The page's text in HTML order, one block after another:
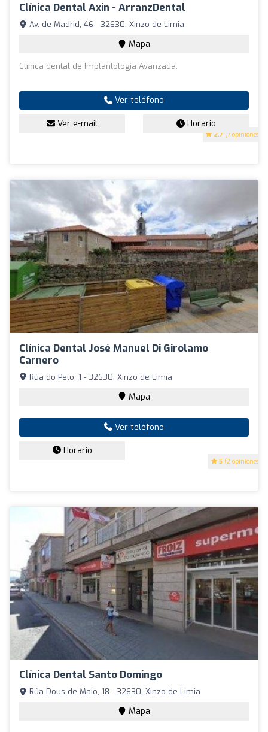
Clínica Dental Axin - ArranzDental
2.7 (7 opiniones)
Av. de Madrid, 46 - 32630, Xinzo de Limia
Mapa
Clinica dental de Implantología Avanzada.
Ver teléfono
Ver e-mail Horario
Clínica Dental José Manuel Di Girolamo
Carnero
5 (2 opiniones)
Rúa do Peto, 1 - 32630, Xinzo de Limia
Mapa
Ver teléfono
Horario
Clínica Dental Santo Domingo
Rúa Dous de Maio, 18 - 32630, Xinzo de Limia
Mapa